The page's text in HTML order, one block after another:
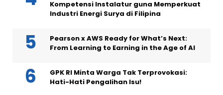
Kompetensi Instalatur guna Memperkuat
Industri Energi Surya di Filipina
Pearson x AWS Ready for What’s Next:
From Learning to Earning in the Age of AI
GPK RI Minta Warga Tak Terprovokasi:
Hati-Hati Pengalihan Isu!